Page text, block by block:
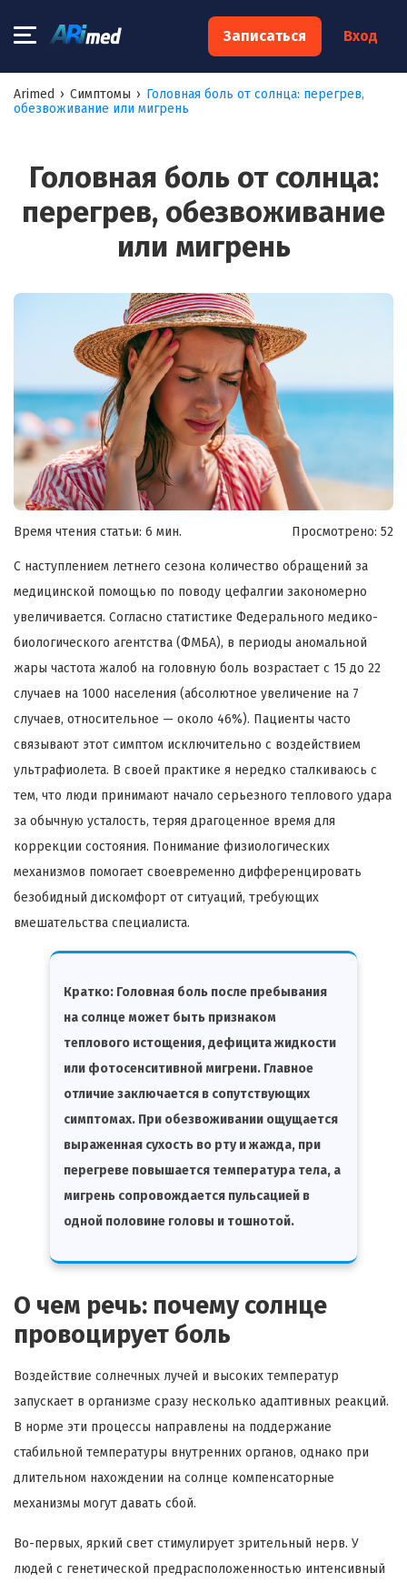
Записаться Вход
Arimed › Симптомы › Головная боль от солнца: перегрев,
обезвоживание или мигрень
Головная боль от солнца:
перегрев, обезвоживание
или мигрень
Время чтения статьи: 6 мин. Просмотрено: 52
С наступлением летнего сезона количество обращений за
медицинской помощью по поводу цефалгии закономерно
увеличивается. Согласно статистике Федерального медико-
биологического агентства (ФМБА), в периоды аномальной
жары частота жалоб на головную боль возрастает с 15 до 22
случаев на 1000 населения (абсолютное увеличение на 7
случаев, относительное — около 46%). Пациенты часто
связывают этот симптом исключительно с воздействием
ультрафиолета. В своей практике я нередко сталкиваюсь с
тем, что люди принимают начало серьезного теплового удара
за обычную усталость, теряя драгоценное время для
коррекции состояния. Понимание физиологических
механизмов помогает своевременно дифференцировать
безобидный дискомфорт от ситуаций, требующих
вмешательства специалиста.
Кратко: Головная боль после пребывания
на солнце может быть признаком
теплового истощения, дефицита жидкости
или фотосенситивной мигрени. Главное
отличие заключается в сопутствующих
симптомах. При обезвоживании ощущается
выраженная сухость во рту и жажда, при
перегреве повышается температура тела, а
мигрень сопровождается пульсацией в
одной половине головы и тошнотой.
О чем речь: почему солнце
провоцирует боль
Воздействие солнечных лучей и высоких температур
запускает в организме сразу несколько адаптивных реакций.
В норме эти процессы направлены на поддержание
стабильной температуры внутренних органов, однако при
длительном нахождении на солнце компенсаторные
механизмы могут давать сбой.
Во-первых, яркий свет стимулирует зрительный нерв. У
людей с генетической предрасположенностью интенсивный
×
Запишитесь на консультацию к
специалисту
Ваш телефон:*
Я согласен наобработку моих персональных данных